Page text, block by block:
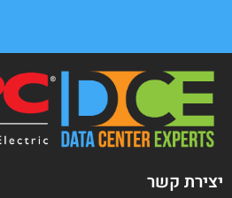
יצירת קשר